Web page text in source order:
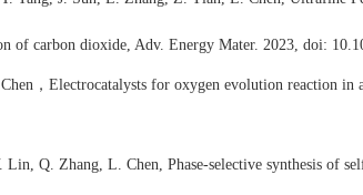
of carbon dioxide, Adv. Energy Mater. 2023, doi:
， Electrocatalysts for oxygen evolution reaction in
Lin, Q. Zhang, L. Chen, Phase-selective synthesis of